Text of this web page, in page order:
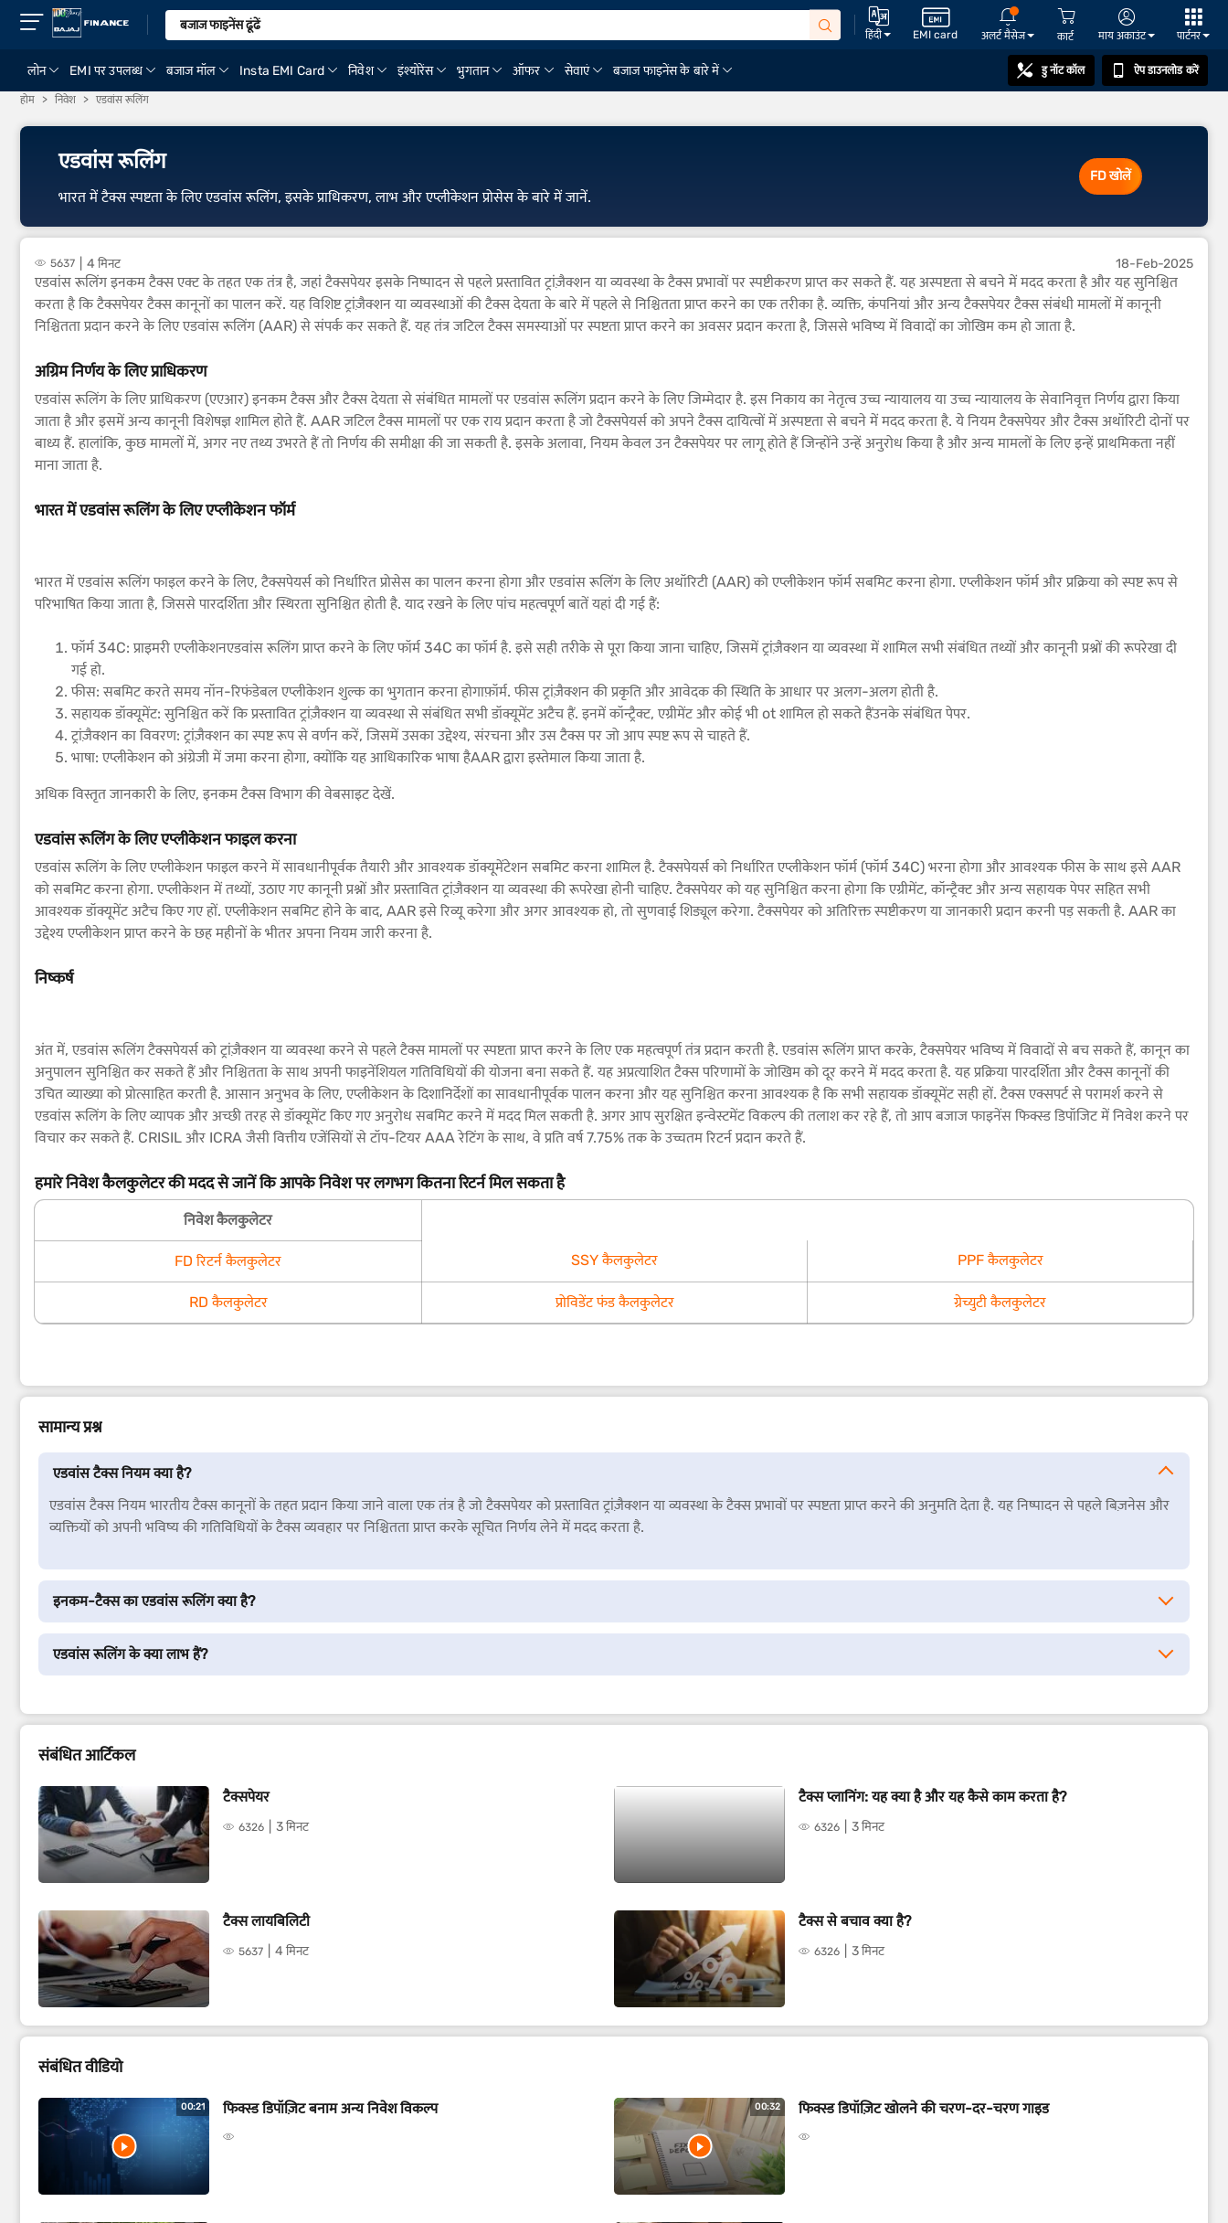
हिंदी EMI card अलर्ट मैसेज कार्ट माय अकाउंट पार्टनर
लोन EMI पर उपलब्ध बजाज मॉल Insta EMI Card निवेश इंश्योरेंस भुगतान ऑफर सेवाएं बजाज फाइनेंस के बारे में डु नॉट कॉल ऐप डाउनलोड करें
होम निवेश एडवांस रूलिंग
एडवांस रूलिंग
भारत में टैक्स स्पष्टता के लिए एडवांस रूलिंग, इसके प्राधिकरण, लाभ और एप्लीकेशन प्रोसेस के बारे में जानें.
FD खोलें
5637 4 मिनट 18-Feb-2025
एडवांस रूलिंग इनकम टैक्स एक्ट के तहत एक तंत्र है, जहां टैक्सपेयर इसके निष्पादन से पहले प्रस्तावित ट्रांज़ैक्शन या व्यवस्था के टैक्स प्रभावों पर स्पष्टीकरण प्राप्त कर सकते हैं. यह अस्पष्टता से बचने में मदद करता है और यह सुनिश्चित
करता है कि टैक्सपेयर टैक्स कानूनों का पालन करें. यह विशिष्ट ट्रांज़ैक्शन या व्यवस्थाओं की टैक्स देयता के बारे में पहले से निश्चितता प्राप्त करने का एक तरीका है. व्यक्ति, कंपनियां और अन्य टैक्सपेयर टैक्स संबंधी मामलों में कानूनी
निश्चितता प्रदान करने के लिए एडवांस रूलिंग (AAR) से संपर्क कर सकते हैं. यह तंत्र जटिल टैक्स समस्याओं पर स्पष्टता प्राप्त करने का अवसर प्रदान करता है, जिससे भविष्य में विवादों का जोखिम कम हो जाता है.
अग्रिम निर्णय के लिए प्राधिकरण
एडवांस रूलिंग के लिए प्राधिकरण (एएआर) इनकम टैक्स और टैक्स देयता से संबंधित मामलों पर एडवांस रूलिंग प्रदान करने के लिए जिम्मेदार है. इस निकाय का नेतृत्व उच्च न्यायालय या उच्च न्यायालय के सेवानिवृत्त निर्णय द्वारा किया
जाता है और इसमें अन्य कानूनी विशेषज्ञ शामिल होते हैं. AAR जटिल टैक्स मामलों पर एक राय प्रदान करता है जो टैक्सपेयर्स को अपने टैक्स दायित्वों में अस्पष्टता से बचने में मदद करता है. ये नियम टैक्सपेयर और टैक्स अथॉरिटी दोनों पर
बाध्य हैं. हालांकि, कुछ मामलों में, अगर नए तथ्य उभरते हैं तो निर्णय की समीक्षा की जा सकती है. इसके अलावा, नियम केवल उन टैक्सपेयर पर लागू होते हैं जिन्होंने उन्हें अनुरोध किया है और अन्य मामलों के लिए इन्हें प्राथमिकता नहीं
माना जाता है.
भारत में एडवांस रूलिंग के लिए एप्लीकेशन फॉर्म
भारत में एडवांस रूलिंग फाइल करने के लिए, टैक्सपेयर्स को निर्धारित प्रोसेस का पालन करना होगा और एडवांस रूलिंग के लिए अथॉरिटी (AAR) को एप्लीकेशन फॉर्म सबमिट करना होगा. एप्लीकेशन फॉर्म और प्रक्रिया को स्पष्ट रूप से
परिभाषित किया जाता है, जिससे पारदर्शिता और स्थिरता सुनिश्चित होती है. याद रखने के लिए पांच महत्वपूर्ण बातें यहां दी गई हैं:
फॉर्म 34C: प्राइमरी एप्लीकेशनएडवांस रूलिंग प्राप्त करने के लिए फॉर्म 34C का फॉर्म है. इसे सही तरीके से पूरा किया जाना चाहिए, जिसमें ट्रांज़ैक्शन या व्यवस्था में शामिल सभी संबंधित तथ्यों और कानूनी प्रश्नों की रूपरेखा दी
गई हो.
फीस: सबमिट करते समय नॉन-रिफंडेबल एप्लीकेशन शुल्क का भुगतान करना होगाफ़ॉर्म. फीस ट्रांज़ैक्शन की प्रकृति और आवेदक की स्थिति के आधार पर अलग-अलग होती है.
सहायक डॉक्यूमेंट: सुनिश्चित करें कि प्रस्तावित ट्रांज़ैक्शन या व्यवस्था से संबंधित सभी डॉक्यूमेंट अटैच हैं. इनमें कॉन्ट्रैक्ट, एग्रीमेंट और कोई भी ot शामिल हो सकते हैंउनके संबंधित पेपर.
ट्रांज़ैक्शन का विवरण: ट्रांज़ैक्शन का स्पष्ट रूप से वर्णन करें, जिसमें उसका उद्देश्य, संरचना और उस टैक्स पर जो आप स्पष्ट रूप से चाहते हैं.
भाषा: एप्लीकेशन को अंग्रेजी में जमा करना होगा, क्योंकि यह आधिकारिक भाषा हैAAR द्वारा इस्तेमाल किया जाता है.
अधिक विस्तृत जानकारी के लिए, इनकम टैक्स विभाग की वेबसाइट देखें.
एडवांस रूलिंग के लिए एप्लीकेशन फाइल करना
एडवांस रूलिंग के लिए एप्लीकेशन फाइल करने में सावधानीपूर्वक तैयारी और आवश्यक डॉक्यूमेंटेशन सबमिट करना शामिल है. टैक्सपेयर्स को निर्धारित एप्लीकेशन फॉर्म (फॉर्म 34C) भरना होगा और आवश्यक फीस के साथ इसे AAR
को सबमिट करना होगा. एप्लीकेशन में तथ्यों, उठाए गए कानूनी प्रश्नों और प्रस्तावित ट्रांज़ैक्शन या व्यवस्था की रूपरेखा होनी चाहिए. टैक्सपेयर को यह सुनिश्चित करना होगा कि एग्रीमेंट, कॉन्ट्रैक्ट और अन्य सहायक पेपर सहित सभी
आवश्यक डॉक्यूमेंट अटैच किए गए हों. एप्लीकेशन सबमिट होने के बाद, AAR इसे रिव्यू करेगा और अगर आवश्यक हो, तो सुणवाई शिड्यूल करेगा. टैक्सपेयर को अतिरिक्त स्पष्टीकरण या जानकारी प्रदान करनी पड़ सकती है. AAR का
उद्देश्य एप्लीकेशन प्राप्त करने के छह महीनों के भीतर अपना नियम जारी करना है.
निष्कर्ष
अंत में, एडवांस रूलिंग टैक्सपेयर्स को ट्रांज़ैक्शन या व्यवस्था करने से पहले टैक्स मामलों पर स्पष्टता प्राप्त करने के लिए एक महत्वपूर्ण तंत्र प्रदान करती है. एडवांस रूलिंग प्राप्त करके, टैक्सपेयर भविष्य में विवादों से बच सकते हैं, कानून का
अनुपालन सुनिश्चित कर सकते हैं और निश्चितता के साथ अपनी फाइनेंशियल गतिविधियों की योजना बना सकते हैं. यह अप्रत्याशित टैक्स परिणामों के जोखिम को दूर करने में मदद करता है. यह प्रक्रिया पारदर्शिता और टैक्स कानूनों की
उचित व्याख्या को प्रोत्साहित करती है. आसान अनुभव के लिए, एप्लीकेशन के दिशानिर्देशों का सावधानीपूर्वक पालन करना और यह सुनिश्चित करना आवश्यक है कि सभी सहायक डॉक्यूमेंट सही हों. टैक्स एक्सपर्ट से परामर्श करने से
एडवांस रूलिंग के लिए व्यापक और अच्छी तरह से डॉक्यूमेंट किए गए अनुरोध सबमिट करने में मदद मिल सकती है. अगर आप सुरक्षित इन्वेस्टमेंट विकल्प की तलाश कर रहे हैं, तो आप बजाज फाइनेंस फिक्स्ड डिपॉजिट में निवेश करने पर
विचार कर सकते हैं. CRISIL और ICRA जैसी वित्तीय एजेंसियों से टॉप-टियर AAA रेटिंग के साथ, वे प्रति वर्ष 7.75% तक के उच्चतम रिटर्न प्रदान करते हैं.
हमारे निवेश कैलकुलेटर की मदद से जानें कि आपके निवेश पर लगभग कितना रिटर्न मिल सकता है
निवेश कैलकुलेटर
FD रिटर्न कैलकुलेटर SSY कैलकुलेटर PPF कैलकुलेटर
RD कैलकुलेटर प्रोविडेंट फंड कैलकुलेटर ग्रेच्युटी कैलकुलेटर
सामान्य प्रश्न
एडवांस टैक्स नियम क्या है?
एडवांस टैक्स नियम भारतीय टैक्स कानूनों के तहत प्रदान किया जाने वाला एक तंत्र है जो टैक्सपेयर को प्रस्तावित ट्रांज़ैक्शन या व्यवस्था के टैक्स प्रभावों पर स्पष्टता प्राप्त करने की अनुमति देता है. यह निष्पादन से पहले बिज़नेस और
व्यक्तियों को अपनी भविष्य की गतिविधियों के टैक्स व्यवहार पर निश्चितता प्राप्त करके सूचित निर्णय लेने में मदद करता है.
इनकम-टैक्स का एडवांस रूलिंग क्या है?
एडवांस रूलिंग के क्या लाभ हैं?
संबंधित आर्टिकल
टैक्सपेयर
6326 3 मिनट
टैक्स प्लानिंग: यह क्या है और यह कैसे काम करता है?
6326 3 मिनट
टैक्स लायबिलिटी
5637 4 मिनट
टैक्स से बचाव क्या है?
6326 3 मिनट
संबंधित वीडियो
00:21 फिक्स्ड डिपॉज़िट बनाम अन्य निवेश विकल्प 00:32 फिक्स्ड डिपॉज़िट खोलने की चरण-दर-चरण गाइड